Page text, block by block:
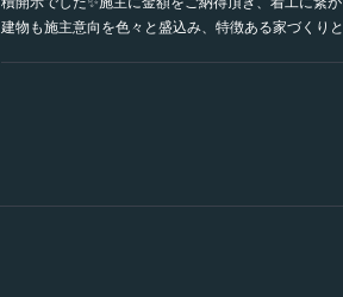
建物も施主意向を色々と盛込み、特徴ある家づくり